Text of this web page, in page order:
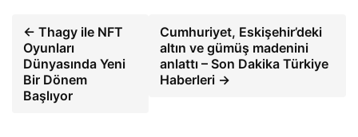
← Thagy ile NFT
Oyunları
Dünyasında Yeni
Bir Dönem
Başlıyor
Cumhuriyet, Eskişehir’deki
altın ve gümüş madenini
anlattı – Son Dakika Türkiye
Haberleri →